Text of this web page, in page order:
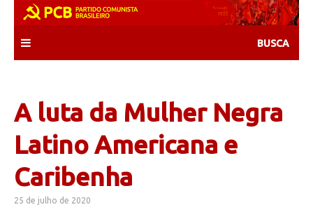
content
A luta da Mulher Negra
Latino Americana e
Caribenha
25 de julho de 2020